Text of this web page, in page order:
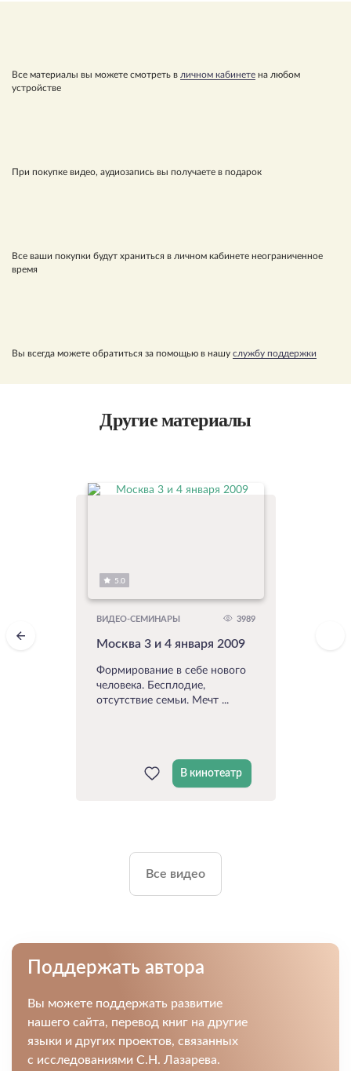
Все материалы вы можете смотреть в личном кабинете на любом
устройстве
При покупке видео, аудиозапись вы получаете в подарок
Все ваши покупки будут храниться в личном кабинете неограниченное
время
Вы всегда можете обратиться за помощью в нашу службу поддержки
Другие материалы
5.0
ВИДЕО-СЕМИНАРЫ 3989
Москва 3 и 4 января 2009
Формирование в себе нового
человека. Бесплодие,
отсутствие семьи. Мечт ...
В кинотеатр
Все видео
Поддержать автора
Вы можете поддержать развитие
нашего сайта, перевод книг на другие
языки и других проектов, связанных
с исследованиями С.Н. Лазарева.